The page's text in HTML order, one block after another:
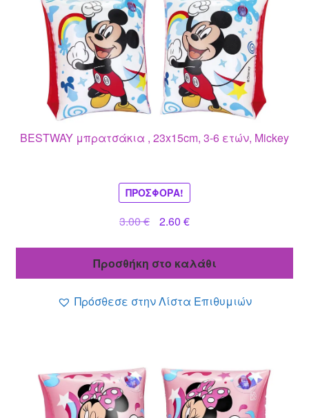
BESTWAY μπρατσάκια , 23x15cm, 3-6 ετών, Mickey
ΠΡΟΣΦΟΡΆ!
3.00€
Original
3.00 €.
2.60 €Η
είναι:
Προσθήκη στο καλάθι
Πρόσθεσε στην Λίστα Επιθυμιών